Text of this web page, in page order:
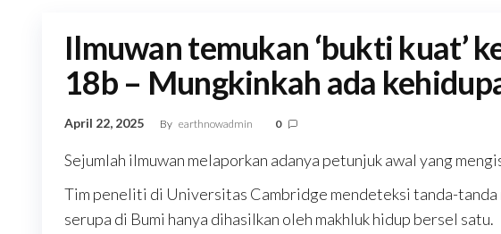
Ilmuwan temukan ‘bukti kuat’
18b – Mungkinkah ada
April 22, 2025 By earthnowadmin 0
Sejumlah ilmuwan melaporkan adanya petunjuk awal yang
Tim peneliti di Universitas Cambridge mendeteksi tanda-
serupa di Bumi hanya dihasilkan oleh makhluk hidup bersel satu.